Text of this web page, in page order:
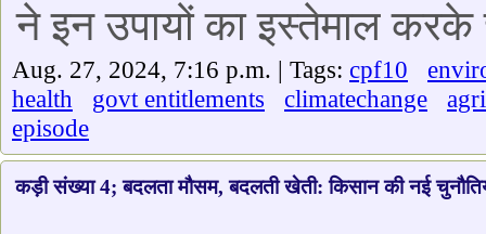
ने इन उपायों का इस्तेमाल करके
Aug. 27, 2024, 7:16 p.m. | Tags: cpf10
health
govt entitlements climatechange
episode
कड़ी संख्या 4; बदलता मौसम, बदलती खेती: किसान की नई